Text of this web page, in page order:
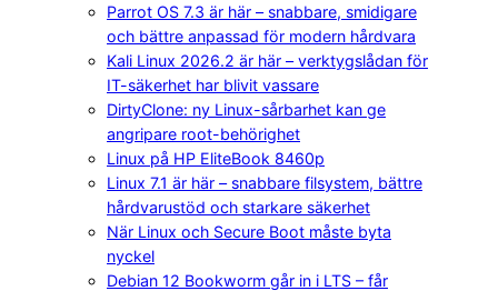
Parrot OS 7.3 är här – snabbare, smidigare
och bättre anpassad för modern hårdvara
Kali Linux 2026.2 är här – verktygslådan för
IT-säkerhet har blivit vassare
DirtyClone: ny Linux-sårbarhet kan ge
angripare root-behörighet
Linux på HP EliteBook 8460p
Linux 7.1 är här – snabbare filsystem, bättre
hårdvarustöd och starkare säkerhet
När Linux och Secure Boot måste byta
nyckel
Debian 12 Bookworm går in i LTS – får